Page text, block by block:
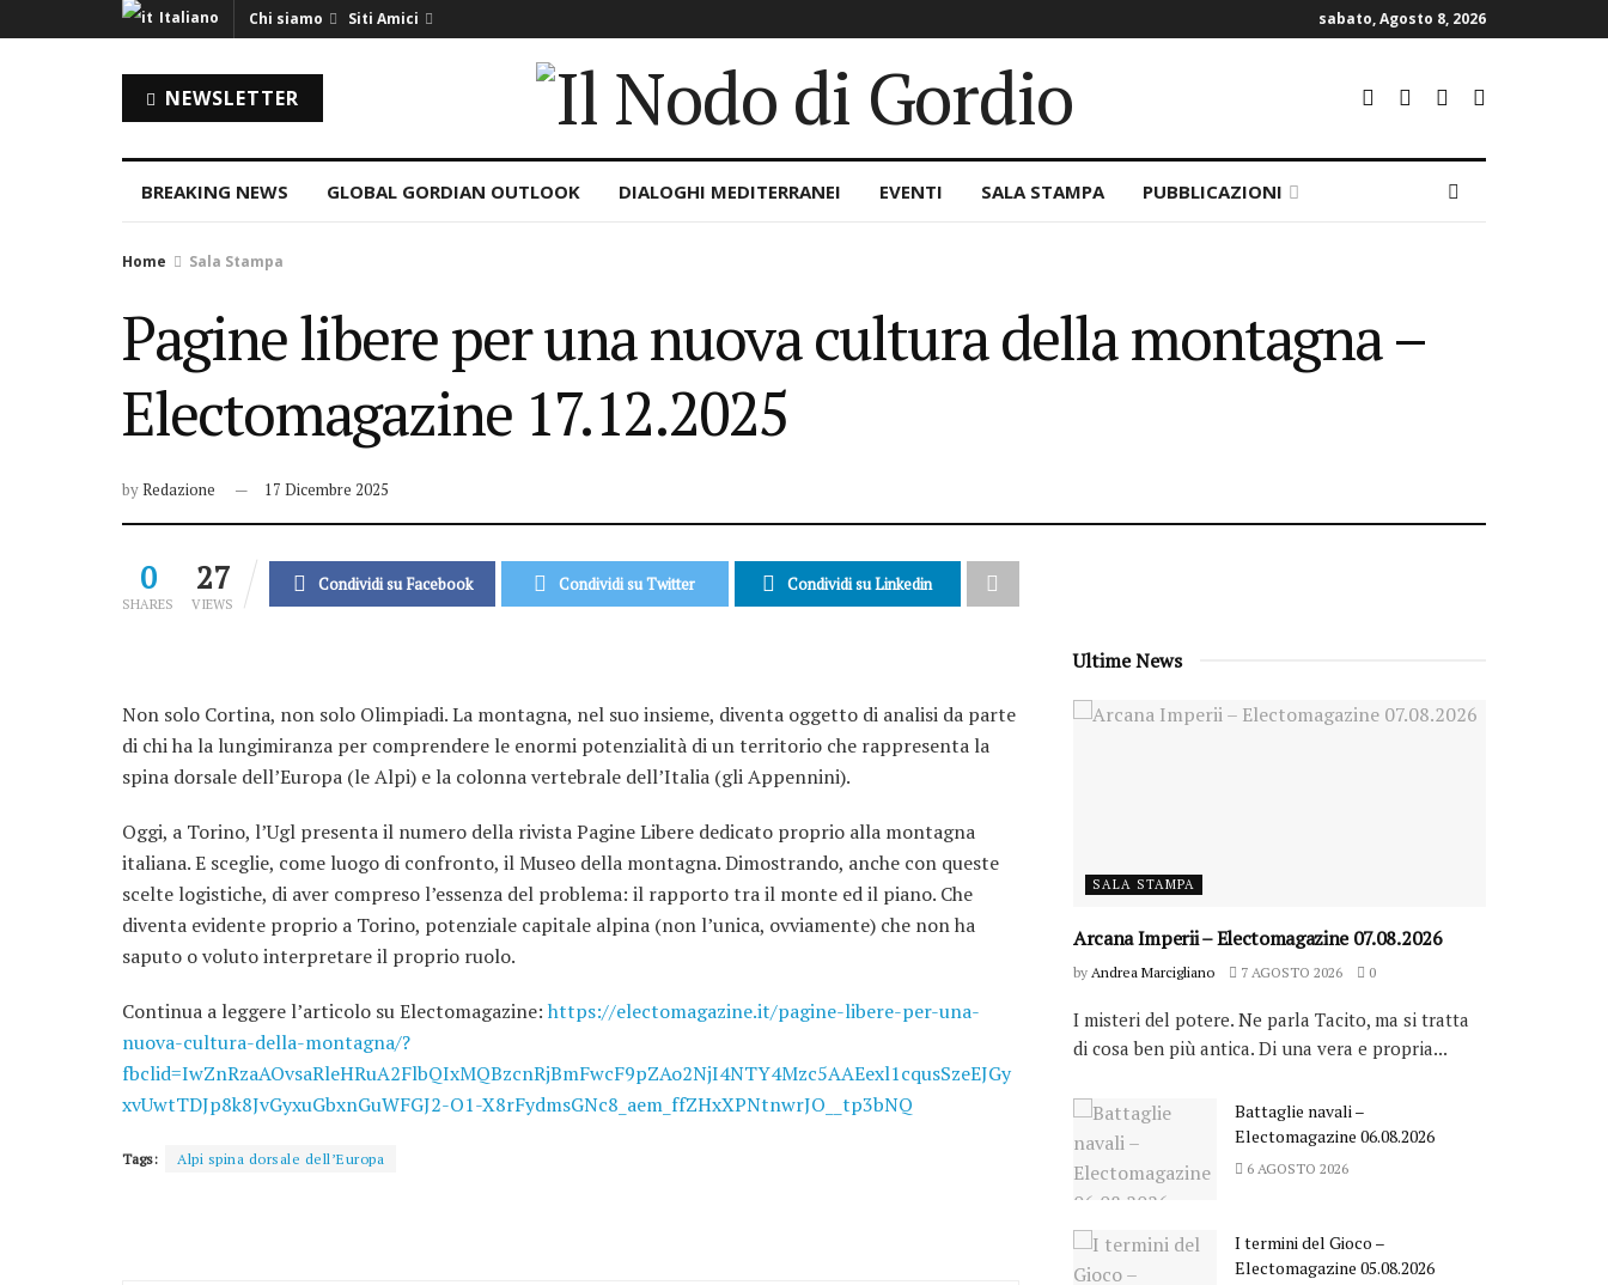
Italiano Chi siamo Siti Amici sabato, Agosto 8, 2026
NEWSLETTER
BREAKING NEWS GLOBAL GORDIAN OUTLOOK DIALOGHI MEDITERRANEI EVENTI SALA STAMPA PUBBLICAZIONI
Home Sala Stampa
Pagine libere per una nuova cultura della montagna –
Electomagazine 17.12.2025
byRedazione 17 Dicembre 2025
0
SHARES
27
VIEWS
Condividi su Facebook Condividi su Twitter Condividi su Linkedin
Non solo Cortina, non solo Olimpiadi. La montagna, nel suo insieme, diventa oggetto di analisi da parte
di chi ha la lungimiranza per comprendere le enormi potenzialità di un territorio che rappresenta la
spina dorsale dell’Europa (le Alpi) e la colonna vertebrale dell’Italia (gli Appennini).
Oggi, a Torino, l’Ugl presenta il numero della rivista Pagine Libere dedicato proprio alla montagna
italiana. E sceglie, come luogo di confronto, il Museo della montagna. Dimostrando, anche con queste
scelte logistiche, di aver compreso l’essenza del problema: il rapporto tra il monte ed il piano. Che
diventa evidente proprio a Torino, potenziale capitale alpina (non l’unica, ovviamente) che non ha
saputo o voluto interpretare il proprio ruolo.
Continua a leggere l’articolo su Electomagazine: https://electomagazine.it/pagine-libere-per-una-
nuova-cultura-della-montagna/?
fbclid=IwZnRzaAOvsaRleHRuA2FlbQIxMQBzcnRjBmFwcF9pZAo2NjI4NTY4Mzc5AAEexl1cqusSzeEJGy
xvUwtTDJp8k8JvGyxuGbxnGuWFGJ2-O1-X8rFydmsGNc8_aem_ffZHxXPNtnwrJO__tp3bNQ
Tags: Alpi spina dorsale dell’Europa
Ultime News
SALA STAMPA
Arcana Imperii – Electomagazine 07.08.2026
by Andrea Marcigliano 7 AGOSTO 2026 0
I misteri del potere. Ne parla Tacito, ma si tratta
di cosa ben più antica. Di una vera e propria...
Battaglie navali –
Electomagazine 06.08.2026
6 AGOSTO 2026
I termini del Gioco –
Electomagazine 05.08.2026